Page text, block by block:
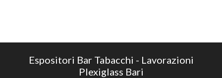
Espositori Bar Tabacchi - Lavorazioni
Plexiglass Bari